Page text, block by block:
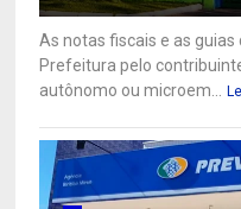
As notas fiscais e as guias
Prefeitura pelo
autônomo ou microem...